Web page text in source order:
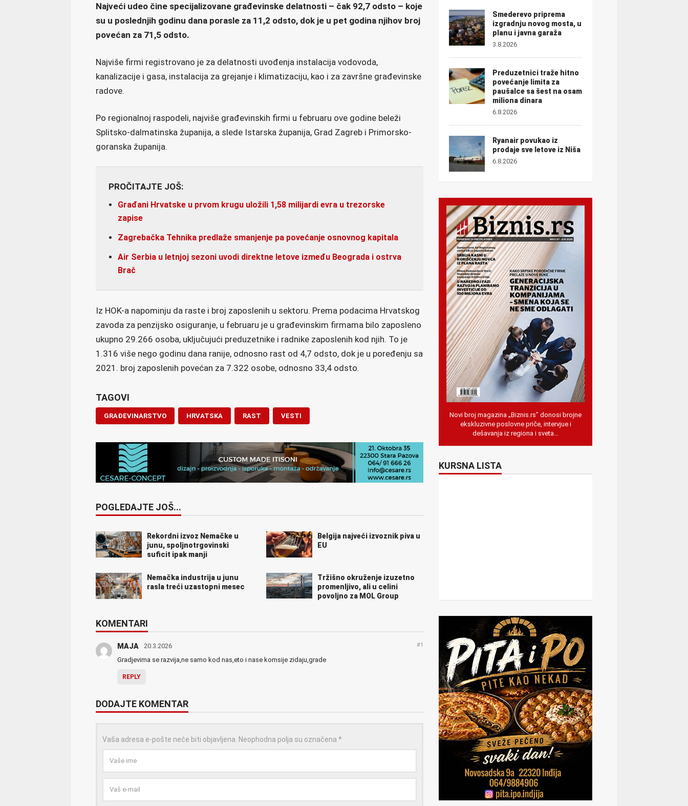
Najveći udeo čine specijalizovane građevinske delatnosti – čak 92,7 odsto – koje
su u poslednjih godinu dana porasle za 11,2 odsto, dok je u pet godina njihov broj
povećan za 71,5 odsto.
Najviše firmi registrovano je za delatnosti uvođenja instalacija vodovoda,
kanalizacije i gasa, instalacija za grejanje i klimatizaciju, kao i za završne građevinske
radove.
Po regionalnoj raspodeli, najviše građevinskih firmi u februaru ove godine beleži
Splitsko-dalmatinska županija, a slede Istarska županija, Grad Zagreb i Primorsko-
goranska županija.
PROČITAJTE JOŠ:
Građani Hrvatske u prvom krugu uložili 1,58 milijardi evra u trezorske
zapise
Zagrebačka Tehnika predlaže smanjenje pa povećanje osnovnog kapitala
Air Serbia u letnjoj sezoni uvodi direktne letove između Beograda i ostrva
Brač
Iz HOK-a napominju da raste i broj zaposlenih u sektoru. Prema podacima Hrvatskog
zavoda za penzijsko osiguranje, u februaru je u građevinskim firmama bilo zaposleno
ukupno 29.266 osoba, uključujući preduzetnike i radnike zaposlenih kod njih. To je
1.316 više nego godinu dana ranije, odnosno rast od 4,7 odsto, dok je u poređenju sa
2021. broj zaposlenih povećan za 7.322 osobe, odnosno 33,4 odsto.
TAGOVI
GRAĐEVINARSTVO HRVATSKA RAST VESTI
POGLEDAJTE JOŠ...
Rekordni izvoz Nemačke u
junu, spoljnotrgovinski
suficit ipak manji
Belgija najveći izvoznik piva u
EU
Nemačka industrija u junu
rasla treći uzastopni mesec
Tržišno okruženje izuzetno
promenljivo, ali u celini
povoljno za MOL Group
KOMENTARI
MAJA 20.3.2026 #1
Gradjevima se razvija,ne samo kod nas,eto i nase komsije zidaju,grade
REPLY
DODAJTE KOMENTAR
Vaša adresa e-pošte neće biti objavljena. Neophodna polja su označena *
Smederevo priprema
izgradnju novog mosta, u
planu i javna garaža
3.8.2026
Preduzetnici traže hitno
povećanje limita za
paušalce sa šest na osam
miliona dinara
6.8.2026
Ryanair povukao iz
prodaje sve letove iz Niša
6.8.2026
Novi broj magazina „Biznis.rs” donosi brojne
ekskluzivne poslovne priče, intervjue i
dešavanja iz regiona i sveta…
KURSNA LISTA